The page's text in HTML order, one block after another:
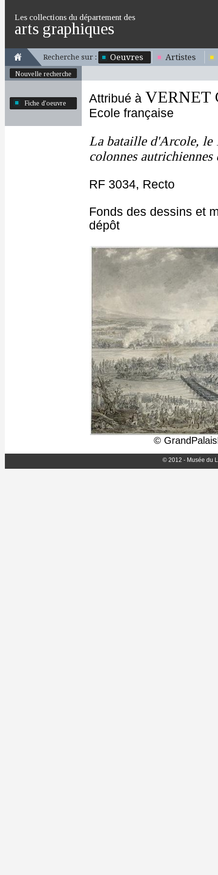
Les collections du département des
arts graphiques
Recherche sur : Oeuvres Artistes
Nouvelle recherche
Fiche d'oeuvre Attribué à VERNET
Ecole française
La bataille d'Arcole, le
colonnes autrichiennes
RF 3034, Recto
Fonds des dessins et
dépôt
©
© 2012 - Musée du